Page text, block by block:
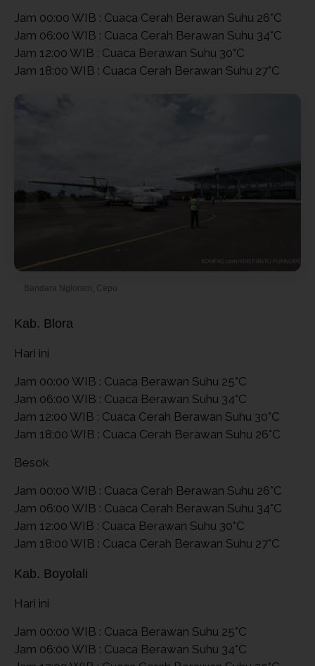
Jam 00:00 WIB : Cuaca Cerah Berawan Suhu 26°C
Jam 06:00 WIB : Cuaca Cerah Berawan Suhu 34°C
Jam 12:00 WIB : Cuaca Berawan Suhu 30°C
Jam 18:00 WIB : Cuaca Cerah Berawan Suhu 27°C
Bandara Ngloram, Cepu
Kab. Blora
Hari ini
Jam 00:00 WIB : Cuaca Berawan Suhu 25°C
Jam 06:00 WIB : Cuaca Berawan Suhu 34°C
Jam 12:00 WIB : Cuaca Cerah Berawan Suhu 30°C
Jam 18:00 WIB : Cuaca Cerah Berawan Suhu 26°C
Besok
Jam 00:00 WIB : Cuaca Cerah Berawan Suhu 26°C
Jam 06:00 WIB : Cuaca Cerah Berawan Suhu 34°C
Jam 12:00 WIB : Cuaca Berawan Suhu 30°C
Jam 18:00 WIB : Cuaca Cerah Berawan Suhu 27°C
Kab. Boyolali
Hari ini
Jam 00:00 WIB : Cuaca Berawan Suhu 25°C
Jam 06:00 WIB : Cuaca Berawan Suhu 34°C